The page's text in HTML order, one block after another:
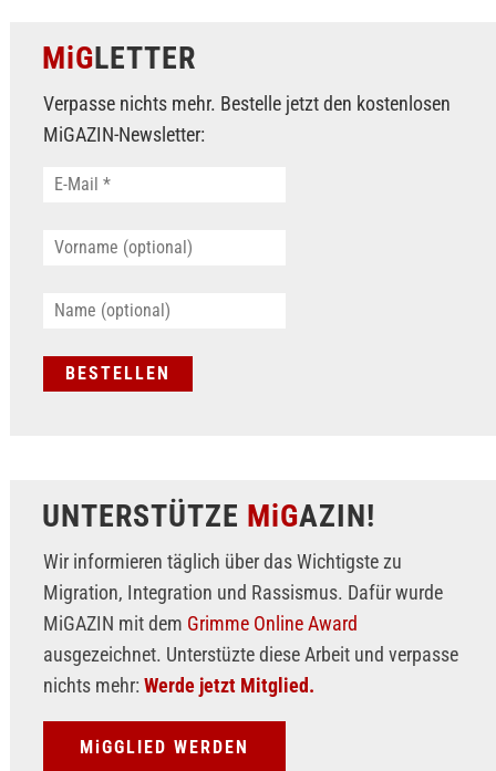
MiGLETTER
Verpasse nichts mehr. Bestelle jetzt den kostenlosen
MiGAZIN-Newsletter:
UNTERSTÜTZE MiGAZIN!
Wir informieren täglich über das Wichtigste zu
Migration, Integration und Rassismus. Dafür wurde
MiGAZIN mit dem Grimme Online Award
ausgezeichnet. Unterstüzte diese Arbeit und verpasse
nichts mehr: Werde jetzt Mitglied.
MiGGLIED WERDEN